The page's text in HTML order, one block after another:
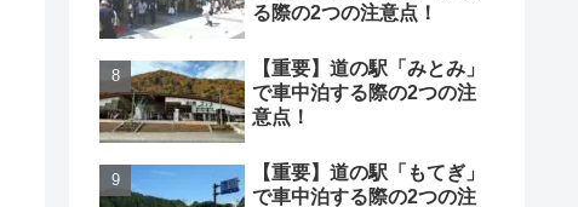
る際の2つの注意点！
【重要】道の駅「みとみ」
で車中泊する際の2つの注
意点！
【重要】道の駅「もてぎ」
で車中泊する際の2つの注